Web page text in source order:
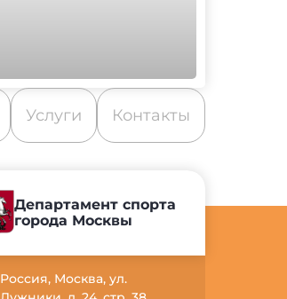
Услуги Контакты
Департамент спорта
города Москвы
Россия, Москва, ул.